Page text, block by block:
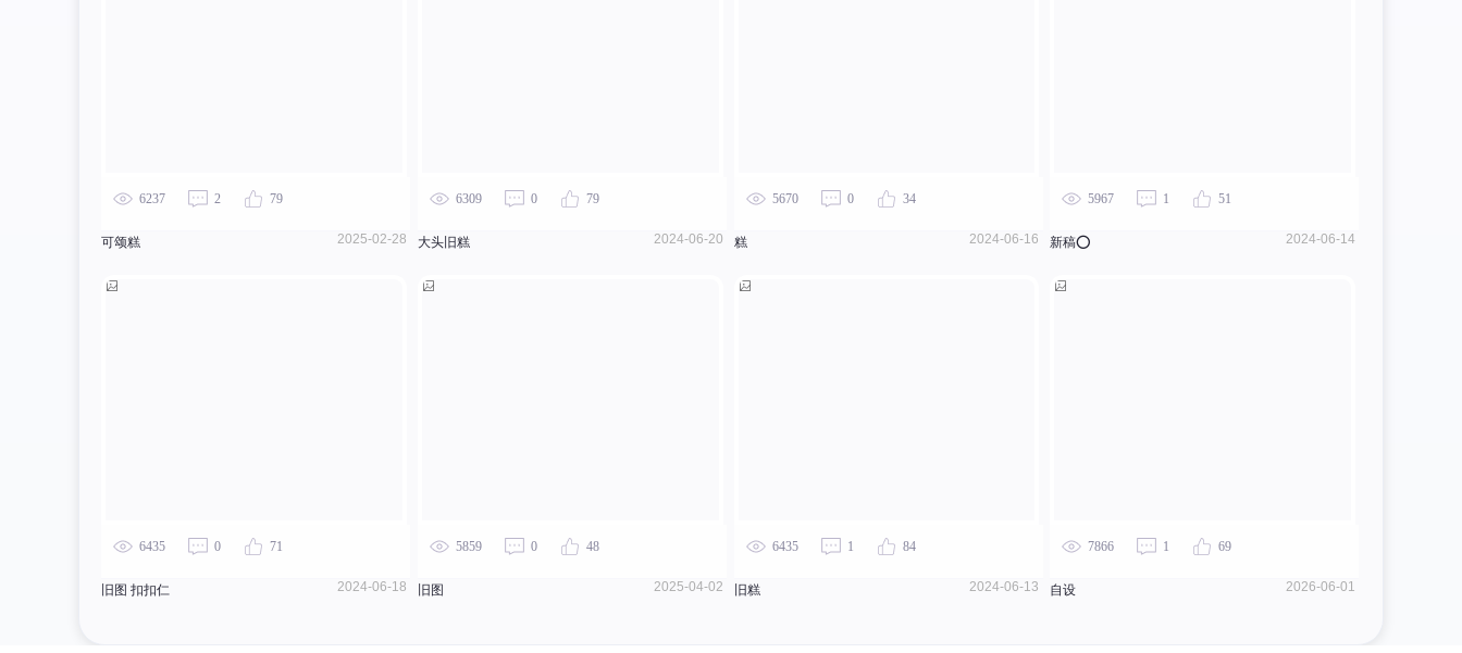
6237 2 79
可颂糕 2025-02-28
6309 0 79
大头旧糕 2024-06-20
5670 0 34
糕 2024-06-16
5967 1 51
新稿⭕ 2024-06-14
6435 0 71
旧图 扣扣仁 2024-06-18
5859 0 48
旧图 2025-04-02
6435 1 84
旧糕 2024-06-13
7866 1 69
自设 2026-06-01